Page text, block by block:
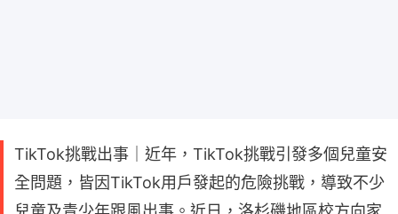
TikTok挑戰出事｜近年，TikTok挑戰引發多個兒童安
全問題，皆因TikTok用戶發起的危險挑戰，導致不少